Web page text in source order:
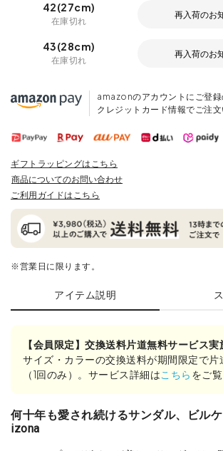
42(27cm)
在庫切れ
再入荷のお
43(28cm)
在庫切れ
再入荷のお
amazonのアカウントにご登録
クレジットカード情報でご注文
ギフトラッピングはこちら
商品についてのお問い合わせ
ご利用ガイドはこちら
※営業日に限ります。
アイテム説明
【会員限定】交換送料片道無料サービス実
サイズ・カラーの交換送料が期間限定で片
（1回のみ）。サービス詳細はこちら をご
何十年も愛され続けるサンダル、ビル
izona